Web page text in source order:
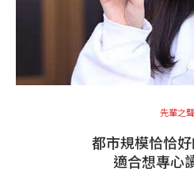
先輩之聲
都市規模恰恰好
適合想專心